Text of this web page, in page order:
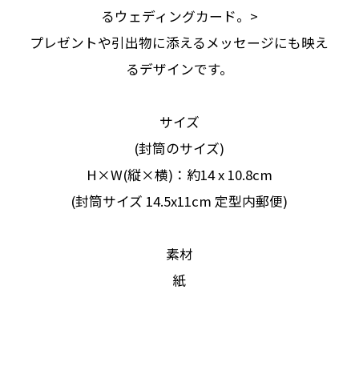
るウェディングカード。>
プレゼントや引出物に添えるメッセージにも映え
るデザインです。
サイズ
(封筒のサイズ)
H×W(縦×横)：約14 x 10.8cm
(封筒サイズ 14.5x11cm 定型内郵便)
素材
紙